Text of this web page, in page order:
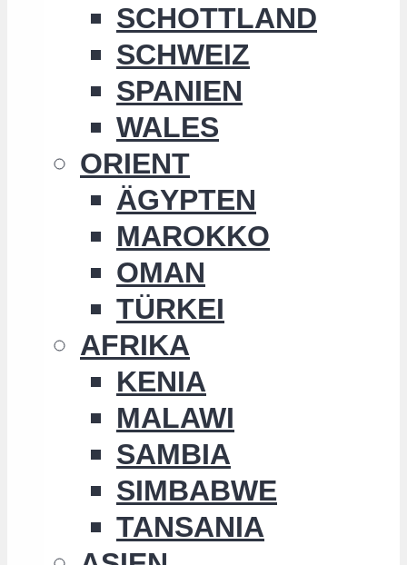
SCHOTTLAND
SCHWEIZ
SPANIEN
WALES
ORIENT
ÄGYPTEN
MAROKKO
OMAN
TÜRKEI
AFRIKA
KENIA
MALAWI
SAMBIA
SIMBABWE
TANSANIA